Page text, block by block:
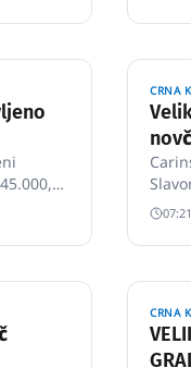
CRNA
07:21
CRNA